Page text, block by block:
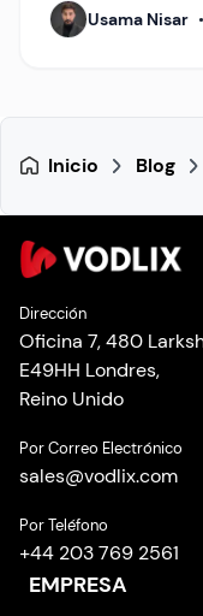
Usama Nisar •
Inicio Blog
Dirección
Oficina 7, 480
E49HH Londres,
Reino Unido
Por Correo Electrónico
sales@vodlix.com
Por Teléfono
+44 203 769 2561
EMPRESA